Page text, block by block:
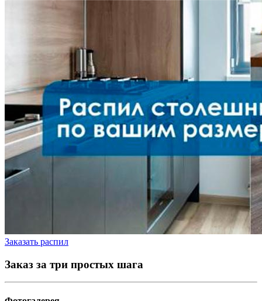
Заказать распил
Заказ за три простых шага